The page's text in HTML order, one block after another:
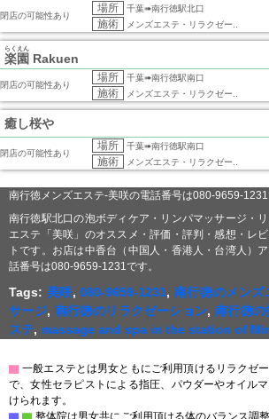
閉店の可能性あり
場所 千葉➠南行徳駅北口
施術 メンズエステ・リラクゼー..
楽園
らくえん
Rakuen
閉店の可能性あり
場所 千葉➠南行徳駅南口
施術 メンズエステ・リラクゼー..
癒し桜や
閉店の可能性あり
場所 千葉➠南行徳駅南口
施術 メンズエステ・リラクゼー..
南行徳メンズエステ-美咲の電話番号は080-9659-1231
南行徳駅北口の泡ボディケア・リンパマッサージ・
エステ「美咲」のオススメ・評価・評判・感想・レ
トです。お店は中香台（中国人・香港人・台湾人）
話番号は080-9659-1231です。
Tags: 美咲,080-9659-1231, 南行徳のメンズ
サージ, 南行徳のリラクゼーション, 南行徳の
ステ, massage and spa in the station of
▇ 一般エステとは男女ともにご利用頂けるリラクゼ
で、女性セラピストによる指圧、パウダーやオイル
けられます。
▇ ▇ 整体院は男女共にご利用頂ける体のバランス調